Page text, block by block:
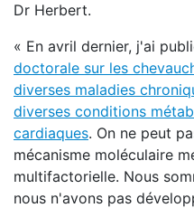
Dr Herbert.
« En avril dernier, j'ai
doctorale sur les
diverses maladies
diverses conditions
cardiaques. On ne peut
mécanisme moléculaire
multifactorielle. Nous
nous n'avons pas